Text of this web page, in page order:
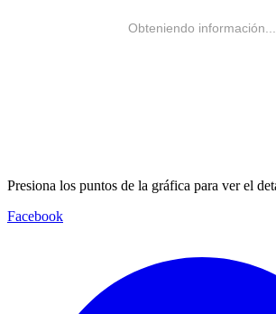
Obteniendo información...
Presiona los puntos de la gráfica para ver el
Facebook